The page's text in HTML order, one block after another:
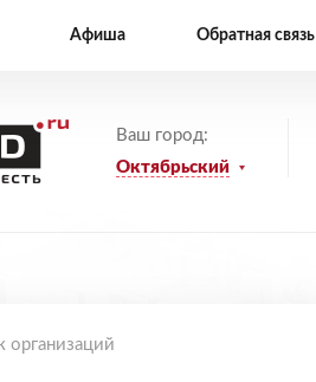
Афиша Обратная связь
Ваш город:
Октябрьский